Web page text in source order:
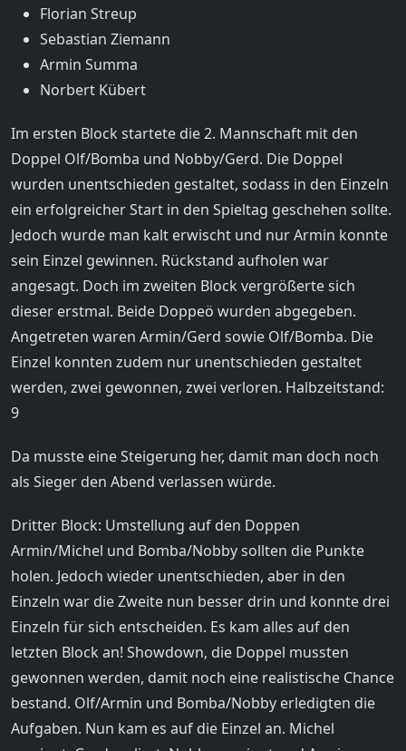
Florian Streup
Sebastian Ziemann
Armin Summa
Norbert Kübert
Im ersten Block startete die 2. Mannschaft mit den
Doppel Olf/Bomba und Nobby/Gerd. Die Doppel
wurden unentschieden gestaltet, sodass in den Einzeln
ein erfolgreicher Start in den Spieltag geschehen sollte.
Jedoch wurde man kalt erwischt und nur Armin konnte
sein Einzel gewinnen. Rückstand aufholen war
angesagt. Doch im zweiten Block vergrößerte sich
dieser erstmal. Beide Doppeö wurden abgegeben.
Angetreten waren Armin/Gerd sowie Olf/Bomba. Die
Einzel konnten zudem nur unentschieden gestaltet
werden, zwei gewonnen, zwei verloren. Halbzeitstand:
9
Da musste eine Steigerung her, damit man doch noch
als Sieger den Abend verlassen würde.
Dritter Block: Umstellung auf den Doppen
Armin/Michel und Bomba/Nobby sollten die Punkte
holen. Jedoch wieder unentschieden, aber in den
Einzeln war die Zweite nun besser drin und konnte drei
Einzeln für sich entscheiden. Es kam alles auf den
letzten Block an! Showdown, die Doppel mussten
gewonnen werden, damit noch eine realistische Chance
bestand. Olf/Armin und Bomba/Nobby erledigten die
Aufgaben. Nun kam es auf die Einzel an. Michel